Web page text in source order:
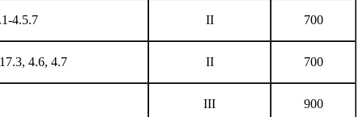
4.5.7 II 700
4.6, 4.7 II 700
III 900